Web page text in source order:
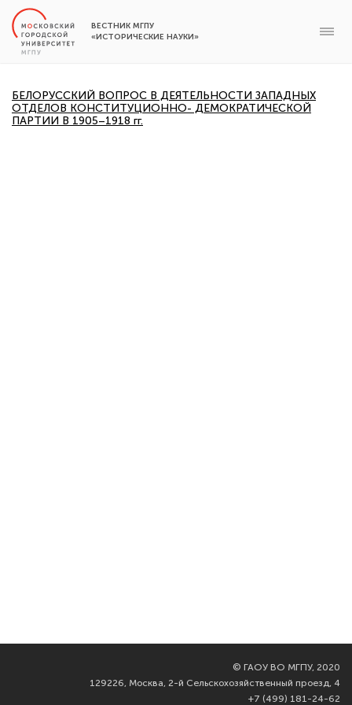
ВЕСТНИК МГПУ
«ИСТОРИЧЕСКИЕ НАУКИ»
БЕЛОРУССКИЙ ВОПРОС В ДЕЯТЕЛЬНОСТИ ЗАПАДНЫХ
ОТДЕЛОВ КОНСТИТУЦИОННО- ДЕМОКРАТИЧЕСКОЙ
ПАРТИИ В 1905–1918 гг.
© ГАОУ ВО МГПУ, 2020
129226, Москва, 2-й Сельскохозяйственный проезд, 4
+7 (499) 181-24-62